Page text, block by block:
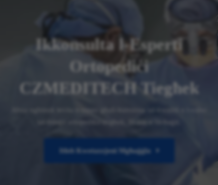
Ikkonsulta l-Esperti
Ortopediċi
CZMEDITECH Tiegħek
Itlob Kwotazzjoni Mgħaġġla